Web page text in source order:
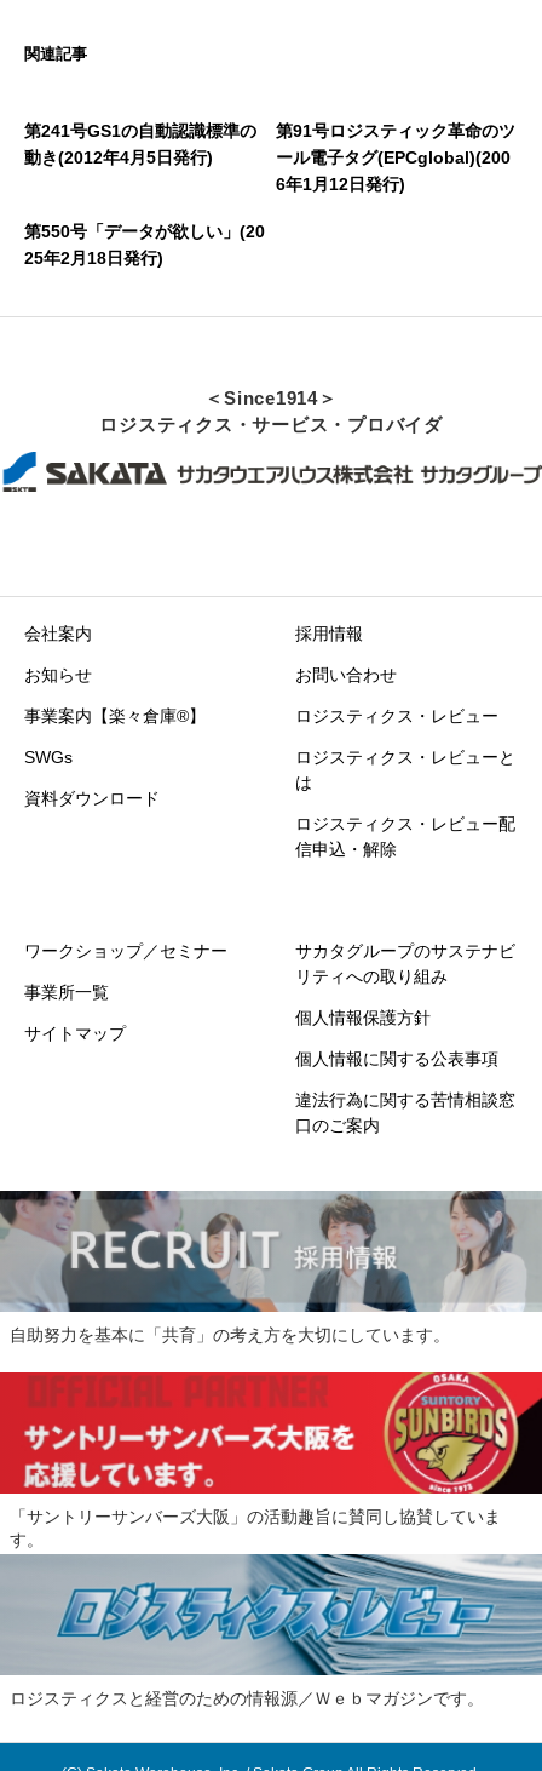
関連記事
第241号GS1の自動認識標準の
動き(2012年4月5日発行)
第91号ロジスティック革命のツ
ール電子タグ(EPCglobal)(200
6年1月12日発行)
第550号「データが欲しい」(20
25年2月18日発行)
＜Since1914＞
ロジスティクス・サービス・プロバイダ
会社案内
お知らせ
事業案内【楽々倉庫®】
SWGs
資料ダウンロード
採用情報
お問い合わせ
ロジスティクス・レビュー
ロジスティクス・レビューと
は
ロジスティクス・レビュー配
信申込・解除
ワークショップ／セミナー
事業所一覧
サイトマップ
サカタグループのサステナビ
リティへの取り組み
個人情報保護方針
個人情報に関する公表事項
違法行為に関する苦情相談窓
口のご案内
自助努力を基本に「共育」の考え方を大切にしています。
「サントリーサンバーズ大阪」の活動趣旨に賛同し協賛していま
す。
ロジスティクスと経営のための情報源／Ｗｅｂマガジンです。